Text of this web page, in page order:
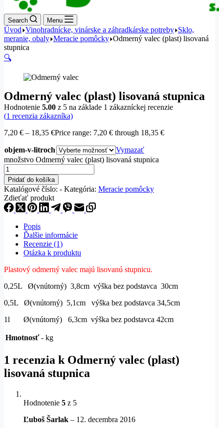
Search Menu
Úvod Vinohradnícke, vinárske a záhradkárske potreby Sklo,
meranie, obaly Meracie pomôcky Odmerný valec (plast) lisovaná
stupnica
🔍
Odmerný valec (plast) lisovaná stupnica
Hodnotenie 5.00 z 5 na základe 1 zákazníckej recenzie
(1 recenzia zákazníka)
7,20 € – 18,35 €Price range: 7,20 € through 18,35 €
objem-v-litroch
Vymazať
množstvo Odmerný valec (plast) lisovaná stupnica
Pridať do košíka
Katalógové číslo: - Kategória: Meracie pomôcky
Zdieťať produkt
Popis
Ďalšie informácie
Recenzie (1)
Otázka k produktu
Plastový odmerný valec majú lisovanú stupnicu.
0,25L Ø(vnútorný) 3,8cm výška bez podstavca 30cm
0,5L Ø(vnútorný) 5,1cm výška bez podstavca 34,5cm
1l Ø(vnútorný) 6,3cm výška bez podstavca 42cm
Hmotnosť - kg
1 recenzia k Odmerný valec (plast)
lisovaná stupnica
Hodnotenie 5 z 5
Ľuboš Šarlak – 12. decembra 2016